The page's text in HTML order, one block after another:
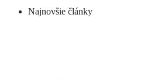
Najnovšie články